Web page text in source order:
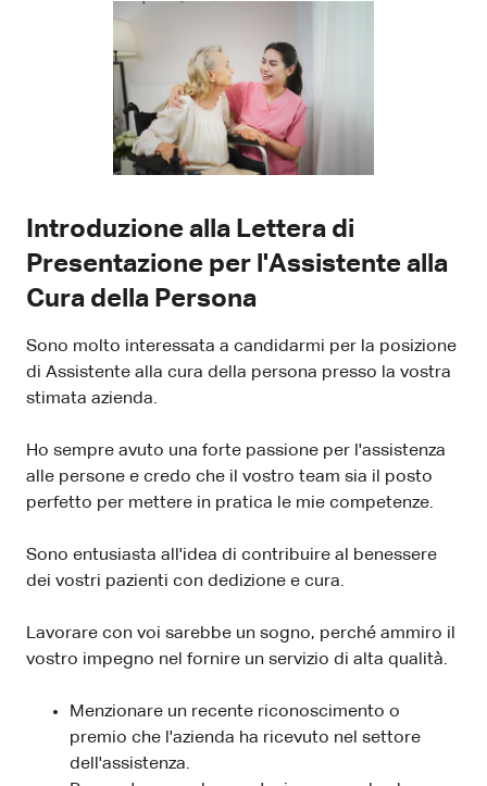
Introduzione alla Lettera di
Presentazione per l'Assistente alla
Cura della Persona
Sono molto interessata a candidarmi per la posizione
di Assistente alla cura della persona presso la vostra
stimata azienda.
Ho sempre avuto una forte passione per l'assistenza
alle persone e credo che il vostro team sia il posto
perfetto per mettere in pratica le mie competenze.
Sono entusiasta all'idea di contribuire al benessere
dei vostri pazienti con dedizione e cura.
Lavorare con voi sarebbe un sogno, perché ammiro il
vostro impegno nel fornire un servizio di alta qualità.
Menzionare un recente riconoscimento o
premio che l'azienda ha ricevuto nel settore
dell'assistenza.